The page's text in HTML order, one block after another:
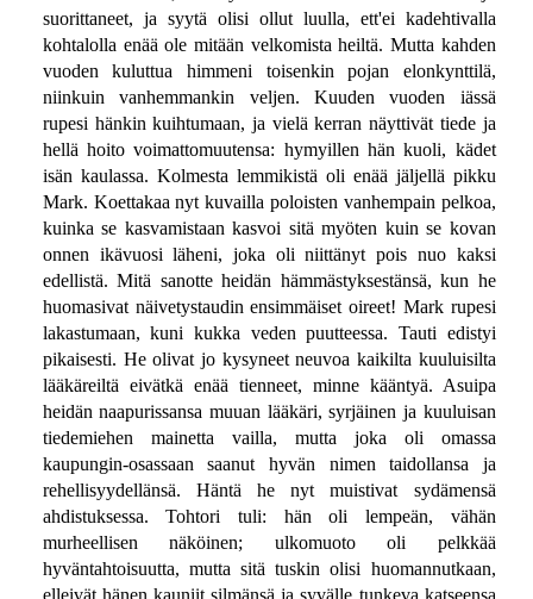
suorittaneet, ja syytä olisi ollut luulla, ett'ei kadehtivalla
kohtalolla enää ole mitään velkomista heiltä. Mutta kahden
vuoden kuluttua himmeni toisenkin pojan elonkynttilä,
niinkuin vanhemmankin veljen. Kuuden vuoden iässä
rupesi hänkin kuihtumaan, ja vielä kerran näyttivät tiede ja
hellä hoito voimattomuutensa: hymyillen hän kuoli, kädet
isän kaulassa. Kolmesta lemmikistä oli enää jäljellä pikku
Mark. Koettakaa nyt kuvailla poloisten vanhempain pelkoa,
kuinka se kasvamistaan kasvoi sitä myöten kuin se kovan
onnen ikävuosi läheni, joka oli niittänyt pois nuo kaksi
edellistä. Mitä sanotte heidän hämmästyksestänsä, kun he
huomasivat näivetystaudin ensimmäiset oireet! Mark rupesi
lakastumaan, kuni kukka veden puutteessa. Tauti edistyi
pikaisesti. He olivat jo kysyneet neuvoa kaikilta kuuluisilta
lääkäreiltä eivätkä enää tienneet, minne kääntyä. Asuipa
heidän naapurissansa muuan lääkäri, syrjäinen ja kuuluisan
tiedemiehen mainetta vailla, mutta joka oli omassa
kaupungin-osassaan saanut hyvän nimen taidollansa ja
rehellisyydellänsä. Häntä he nyt muistivat sydämensä
ahdistuksessa. Tohtori tuli: hän oli lempeän, vähän
murheellisen näköinen; ulkomuoto oli pelkkää
hyväntahtoisuutta, mutta sitä tuskin olisi huomannutkaan,
elleivät hänen kauniit silmänsä ja syvälle tunkeva katseensa